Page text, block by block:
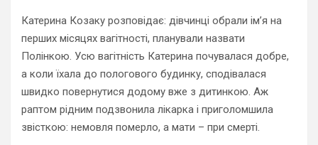
Катерина Козаку розповідає: дівчинці обрали ім’я на
перших місяцях вагітності, планували назвати
Полінкою. Усю вагітність Катерина почувалася добре,
а коли їхала до пологового будинку, сподівалася
швидко повернутися додому вже з дитинкою. Аж
раптом рідним подзвонила лікарка і приголомшила
звісткою: немовля померло, а мати – при смерті.